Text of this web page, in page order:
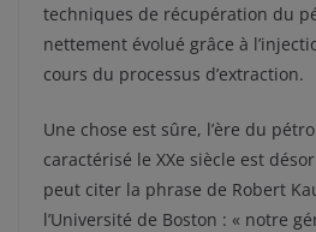
techniques de récupération du
nettement évolué grâce à
cours du processus d’extraction.
Une chose est sûre, l’ère du
caractérisé le XXe siècle est
peut citer la phrase de Robert
l’Université de Boston : « notre